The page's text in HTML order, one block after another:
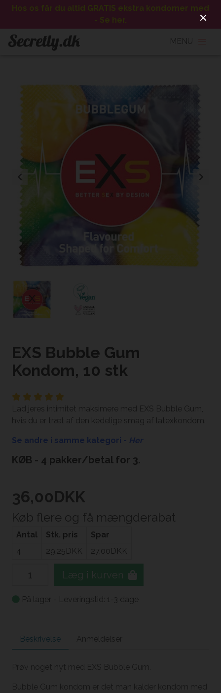
Hos os får du altid GRATIS ekstra kondomer med
- Se her.
EXS Bubble Gum
Kondom, 10 stk
Lad jeres intimitet maksimere med EXS Bubble Gum,
hvis du er træt af den kedelige smag af latexkondom.
Se andre i samme kategori - Her
KØB - 4 pakker/betal for 3.
36,00DKK
Køb flere og få mængderabat
Antal Stk. pris
Spar
4
29,25DKK 27,00DKK
Læg i kurven
På lager - Leveringstid: 1-3 dage
Beskrivelse Anmeldelser
Prøv noget nyt med EXS Bubble Gum.
Bubble Gum kondom er det man kalder kondom med